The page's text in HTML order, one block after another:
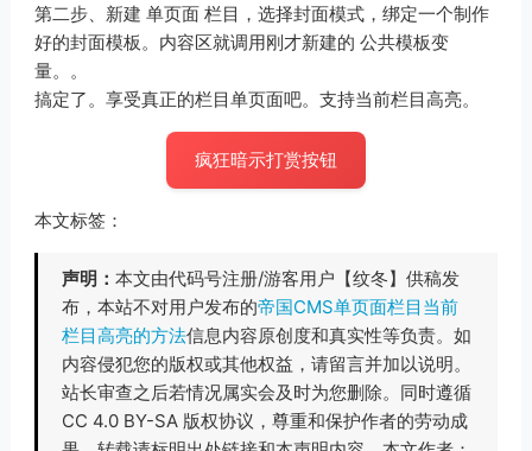
第二步、新建 单页面 栏目，选择封面模式，绑定一个制作
好的封面模板。内容区就调用刚才新建的 公共模板变
量。。
搞定了。享受真正的栏目单页面吧。支持当前栏目高亮。
疯狂暗示打赏按钮
本文标签：
声明： 本文由代码号注册/游客用户【纹冬】供稿发
布，本站不对用户发布的帝国CMS单页面栏目当前
栏目高亮的方法信息内容原创度和真实性等负责。如
内容侵犯您的版权或其他权益，请留言并加以说明。
站长审查之后若情况属实会及时为您删除。同时遵循
CC 4.0 BY-SA 版权协议，尊重和保护作者的劳动成